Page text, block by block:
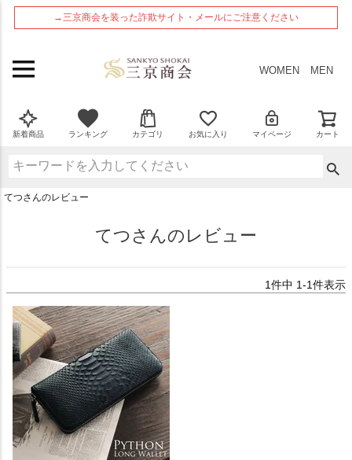
→三京商会を装った詐欺サイト・メールにご注意ください
WOMEN MEN
新着商品 ランキング カテゴリ お気に入り マイページ カート
てつさんのレビュー
てつさんのレビュー
1件中 1-1件表示
ペー